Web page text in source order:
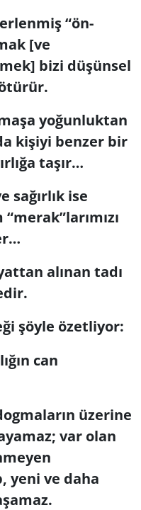
“ön-
[ve
bizi düşünsel
yoğunluktan
kişiyi benzer bir
taşır…
sağırlık ise
alınan tadı
şöyle özetliyor:
can
üzerine
var olan
yeni ve daha